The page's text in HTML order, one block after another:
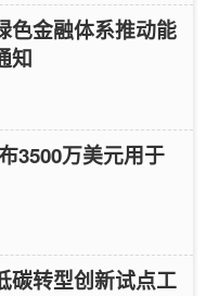
色金融体系推动能
知
3500万美元用于
碳转型创新试点工